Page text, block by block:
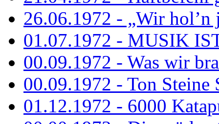
26.06.1972 - „Wir hol’n
01.07.1972 - MUSIK
00.09.1972 - Was wir
00.09.1972 - Ton Steine
01.12.1972 - 6000